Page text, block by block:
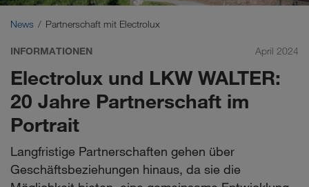
News Partnerschaft mit Electrolux
INFORMATIONEN April 2024
Electrolux und LKW WALTER:
20 Jahre Partnerschaft im
Portrait
Langfristige Partnerschaften gehen über
Geschäftsbeziehungen hinaus, da sie die